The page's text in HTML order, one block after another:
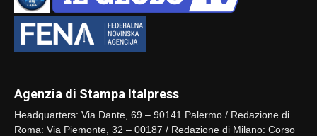
Agenzia di Stampa Italpress
Headquarters: Via Dante, 69 – 90141 Palermo / Redazione di
Roma: Via Piemonte, 32 – 00187 / Redazione di Milano: Corso